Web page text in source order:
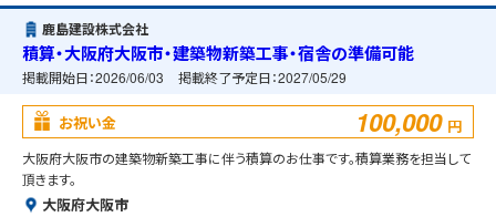
鹿島建設株式会社
積算・大阪府大阪市・建築物新築工事・宿舎の準備可能
掲載開始日：2026/06/03 掲載終了予定日：2027/05/29
お祝い金 100,000 円
大阪府大阪市の建築物新築工事に伴う積算のお仕事です。積算業務を担当して
頂きます。
大阪府大阪市